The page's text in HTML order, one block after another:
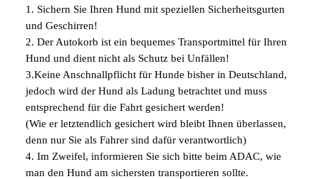
1. Sichern Sie Ihren Hund mit speziellen Sicherheitsgurten
und Geschirren!
2. Der Autokorb ist ein bequemes Transportmittel für Ihren
Hund und dient nicht als Schutz bei Unfällen!
3.Keine Anschnallpflicht für Hunde bisher in Deutschland,
jedoch wird der Hund als Ladung betrachtet und muss
entsprechend für die Fahrt gesichert werden!
(Wie er letztendlich gesichert wird bleibt Ihnen überlassen,
denn nur Sie als Fahrer sind dafür verantwortlich)
4. Im Zweifel, informieren Sie sich bitte beim ADAC, wie
man den Hund am sichersten transportieren sollte.